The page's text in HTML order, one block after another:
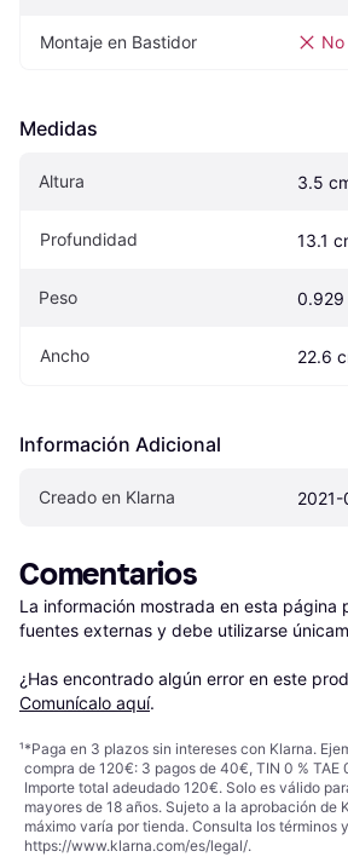
Montaje en Bastidor No
Medidas
Altura 3.5
Profundidad 13.1
Peso 0.929
Ancho 22.6
Información Adicional
Creado en Klarna
Comentarios
La información mostrada en esta página
fuentes externas y debe utilizarse
¿Has encontrado algún error en este
Comunícalo aquí.
¹*Paga en 3 plazos sin intereses con Klarna.
compra de 120€: 3 pagos de 40€, TIN 0 % TAE
Importe total adeudado 120€. Solo es válido
mayores de 18 años. Sujeto a la aprobación de
máximo varía por tienda. Consulta los términos
https://www.klarna.com/es/legal/.